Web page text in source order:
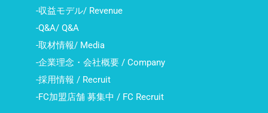
-収益モデル/ Revenue
-Q&A/ Q&A
-取材情報/ Media
-企業理念・会社概要 / Company
-採用情報 / Recruit
-FC加盟店舗 募集中 / FC Recruit